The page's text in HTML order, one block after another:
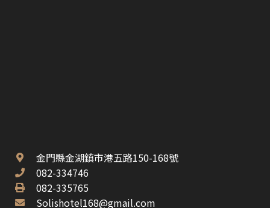
金門縣金湖鎮市港五路150-168號
082-334746
082-335765
Solishotel168@gmail.com